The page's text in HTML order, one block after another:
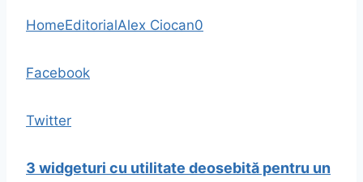
HomeEditorialAlex Ciocan0
Facebook
Twitter
3 widgeturi cu utilitate deosebită pentru un